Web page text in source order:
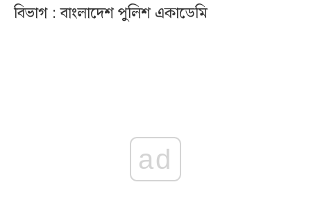
বিভাগ : বাংলাদেশ পুলিশ একাডেমি
ad